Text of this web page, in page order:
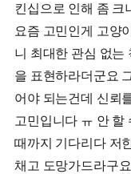
킨십으로 인해 좀
요즘 고민인게 고양
니 최대한 관심 없는
을 표현하라더군요
어야 되는건데 신뢰
고민입니다 ㅠ 안 할
때까지 기다리다 저
채고 도망가드라구